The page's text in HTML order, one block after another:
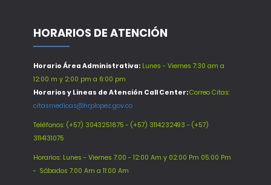
HORARIOS DE ATENCIÓN
Horario Área Administrativa: Lunes - Viernes 7:30 am a
12:00 m y 2:00 pm a 6:00 pm
Horarios y Lineas de Atención Call Center:Correo Citas:
citasmedicas@hrplopez.gov.co
Teléfonos: (+57) 3043251875 - (+57) 3114232493 - (+57)
3114131075
Horarios: Lunes - Viernes 7:00 - 12:00 Am y 02:00 Pm 05:00 Pm
- Sábados 7:00 Am a 11:00 Am